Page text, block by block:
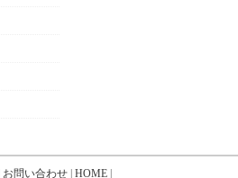
お問い合わせ HOME